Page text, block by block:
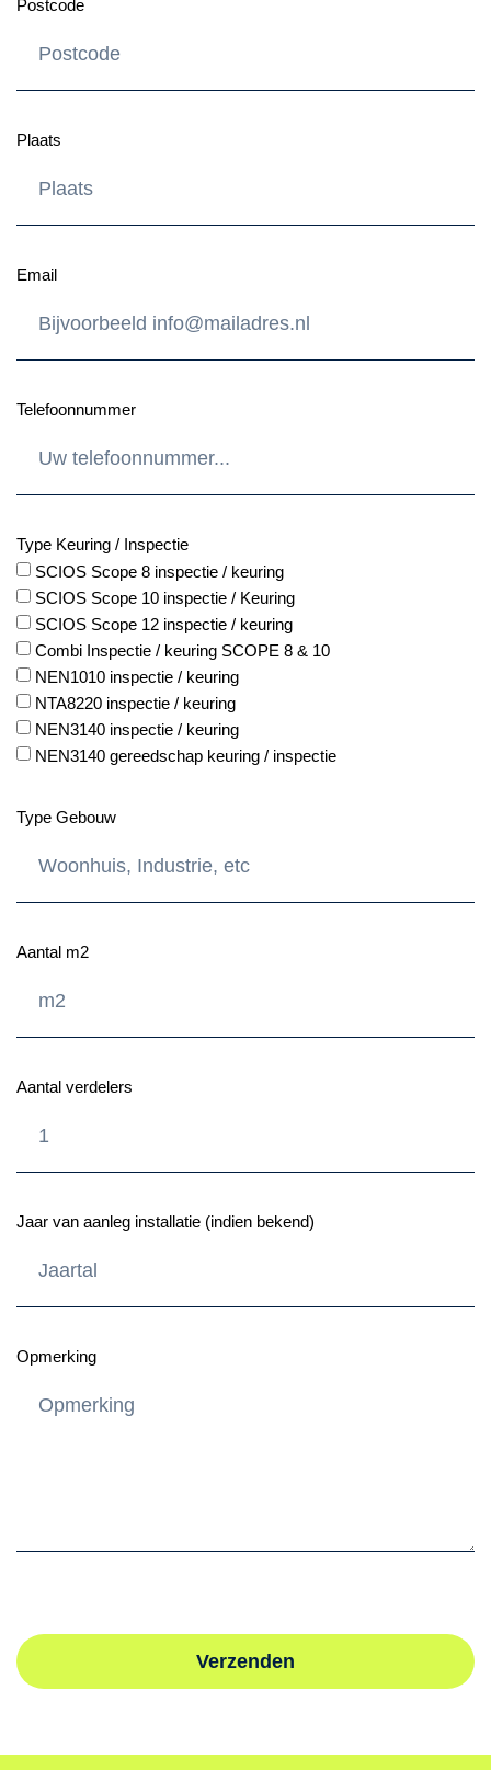
Postcode
Plaats
Email
Telefoonnummer
Type Keuring / Inspectie
SCIOS Scope 8 inspectie / keuring
SCIOS Scope 10 inspectie / Keuring
SCIOS Scope 12 inspectie / keuring
Combi Inspectie / keuring SCOPE 8 & 10
NEN1010 inspectie / keuring
NTA8220 inspectie / keuring
NEN3140 inspectie / keuring
NEN3140 gereedschap keuring / inspectie
Type Gebouw
Aantal m2
Aantal verdelers
Jaar van aanleg installatie (indien bekend)
Opmerking
Verzenden